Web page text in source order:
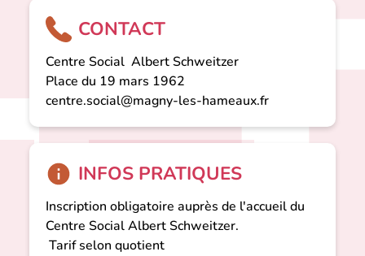
CONTACT
Centre Social Albert Schweitzer
Place du 19 mars 1962
centre.social@magny-les-hameaux.fr
INFOS PRATIQUES
Inscription obligatoire auprès de l'accueil du
Centre Social Albert Schweitzer.
Tarif selon quotient